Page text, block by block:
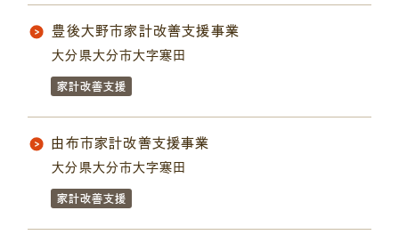
豊後大野市家計改善支援事業
大分県大分市大字寒田
家計改善支援
由布市家計改善支援事業
大分県大分市大字寒田
家計改善支援